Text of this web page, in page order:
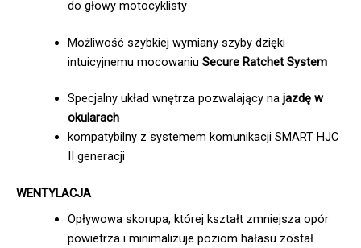
do głowy motocyklisty
Możliwość szybkiej wymiany szyby dzięki
intuicyjnemu mocowaniu Secure Ratchet System
Specjalny układ wnętrza pozwalający najazdę w
okularach
kompatybilny z systemem komunikacji SMART HJC
II generacji
WENTYLACJA
Opływowa skorupa, której kształt zmniejsza opór
powietrza i minimalizuje poziom hałasu został